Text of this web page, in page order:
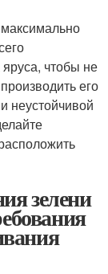
чтобы не
его
неустойчивой
зелени